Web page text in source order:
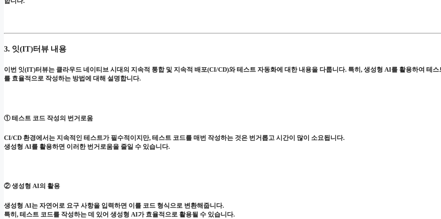
3. 잇(IT)터뷰 내용
이번 잇(IT)터뷰는 클라우드 네이티브 시대의 지속적 통합 및 지속적 배포(CI/CD)와 테스트 자동화에 대한 내용을 다룹니다. 특히, 생성형 AI를 활용하여 테스
를 효율적으로 작성하는 방법에 대해 설명합니다.
① 테스트 코드 작성의 번거로움
CI/CD 환경에서는 지속적인 테스트가 필수적이지만, 테스트 코드를 매번 작성하는 것은 번거롭고 시간이 많이 소요됩니다.
생성형 AI를 활용하면 이러한 번거로움을 줄일 수 있습니다.
② 생성형 AI의 활용
생성형 AI는 자연어로 요구 사항을 입력하면 이를 코드 형식으로 변환해줍니다.
특히, 테스트 코드를 작성하는 데 있어 생성형 AI가 효율적으로 활용될 수 있습니다.